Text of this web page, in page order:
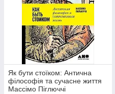
Як бути стоїком: Антична
філософія та сучасне життя
Массімо Піглюччі